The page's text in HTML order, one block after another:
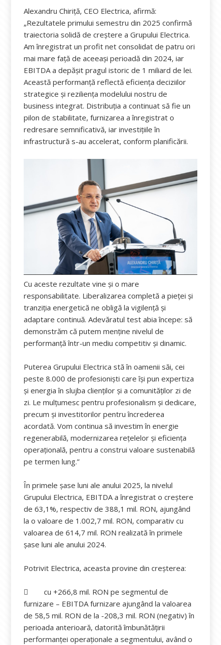
Alexandru Chiriță, CEO Electrica, afirmă:
„Rezultatele primului semestru din 2025 confirmă
traiectoria solidă de creștere a Grupului Electrica.
Am înregistrat un profit net consolidat de patru ori
mai mare față de aceeași perioadă din 2024, iar
EBITDA a depășit pragul istoric de 1 miliard de lei.
Această performanță reflectă eficiența deciziilor
strategice și reziliența modelului nostru de
business integrat. Distribuția a continuat să fie un
pilon de stabilitate, furnizarea a înregistrat o
redresare semnificativă, iar investițiile în
infrastructură s-au accelerat, conform planificării.
Cu aceste rezultate vine și o mare
responsabilitate. Liberalizarea completă a pieței și
tranziția energetică ne obligă la vigilență și
adaptare continuă. Adevăratul test abia începe: să
demonstrăm că putem menține nivelul de
performanță într-un mediu competitiv și dinamic.
Puterea Grupului Electrica stă în oamenii săi, cei
peste 8.000 de profesioniști care își pun expertiza
și energia în slujba clienților și a comunităților zi de
zi. Le mulțumesc pentru profesionalism și dedicare,
precum și investitorilor pentru încrederea
acordată. Vom continua să investim în energie
regenerabilă, modernizarea rețelelor și eficiența
operațională, pentru a construi valoare sustenabilă
pe termen lung.”
În primele șase luni ale anului 2025, la nivelul
Grupului Electrica, EBITDA a înregistrat o creștere
de 63,1%, respectiv de 388,1 mil. RON, ajungând
la o valoare de 1.002,7 mil. RON, comparativ cu
valoarea de 614,7 mil. RON realizată în primele
șase luni ale anului 2024.
Potrivit Electrica, aceasta provine din creșterea:
 cu +266,8 mil. RON pe segmentul de
furnizare – EBITDA furnizare ajungând la valoarea
de 58,5 mil. RON de la -208,3 mil. RON (negativ) în
perioada anterioară, datorită îmbunătățirii
performanței operaționale a segmentului, având o